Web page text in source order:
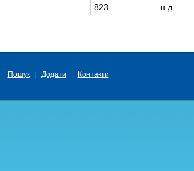
823 н.д.
Пошук Додати Контакти